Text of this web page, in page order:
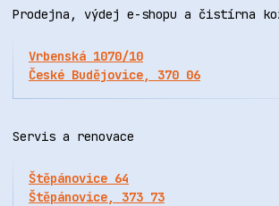
Prodejna, výdej e-shopu a čistírna
Vrbenská 1070/10
České Budějovice, 370 06
Servis a renovace
Štěpánovice 64
Štěpánovice, 373 73